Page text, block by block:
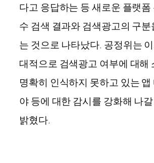
다고 응답하는 등 새로운 플랫
수 검색 결과와 검색광고의 구
는 것으로 나타났다. 공정위는
대적으로 검색광고 여부에 대해
명확히 인식하지 못하고 있는 앱
야 등에 대한 감시를 강화해 나
밝혔다.